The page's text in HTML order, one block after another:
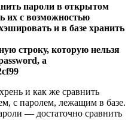
пароли в открытом
их с возможностью
и в базе хранить
строку, которую нельзя
а
и как же сравнить
с паролем, лежащим в базе.
— достаточно сравнить